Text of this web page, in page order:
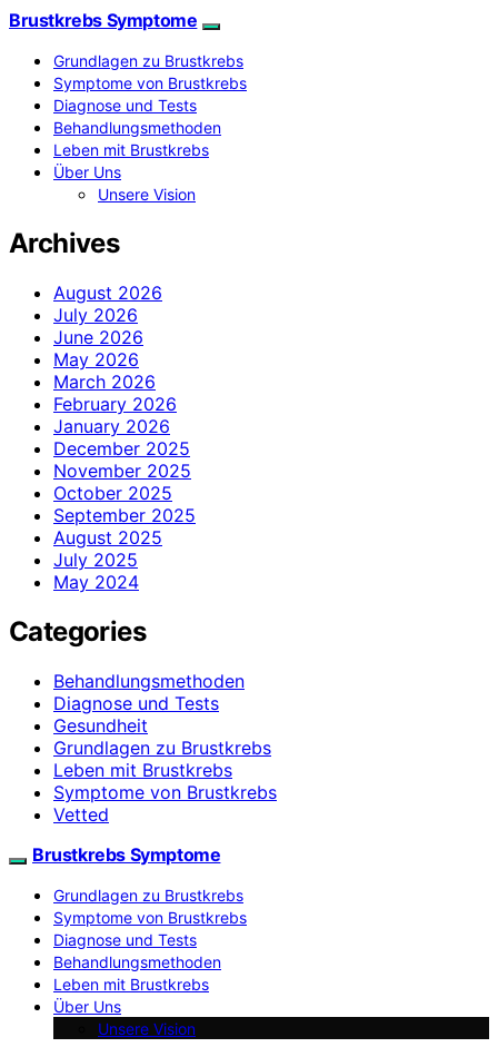
Brustkrebs Symptome
Grundlagen zu Brustkrebs
Symptome von Brustkrebs
Diagnose und Tests
Behandlungsmethoden
Leben mit Brustkrebs
Über Uns
Unsere Vision
Archives
August 2026
July 2026
June 2026
May 2026
March 2026
February 2026
January 2026
December 2025
November 2025
October 2025
September 2025
August 2025
July 2025
May 2024
Categories
Behandlungsmethoden
Diagnose und Tests
Gesundheit
Grundlagen zu Brustkrebs
Leben mit Brustkrebs
Symptome von Brustkrebs
Vetted
Brustkrebs Symptome
Grundlagen zu Brustkrebs
Symptome von Brustkrebs
Diagnose und Tests
Behandlungsmethoden
Leben mit Brustkrebs
Über Uns
Unsere Vision